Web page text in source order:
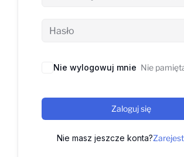
Nie wylogowuj mnie Nie
Zaloguj się
Nie masz jeszcze konta?